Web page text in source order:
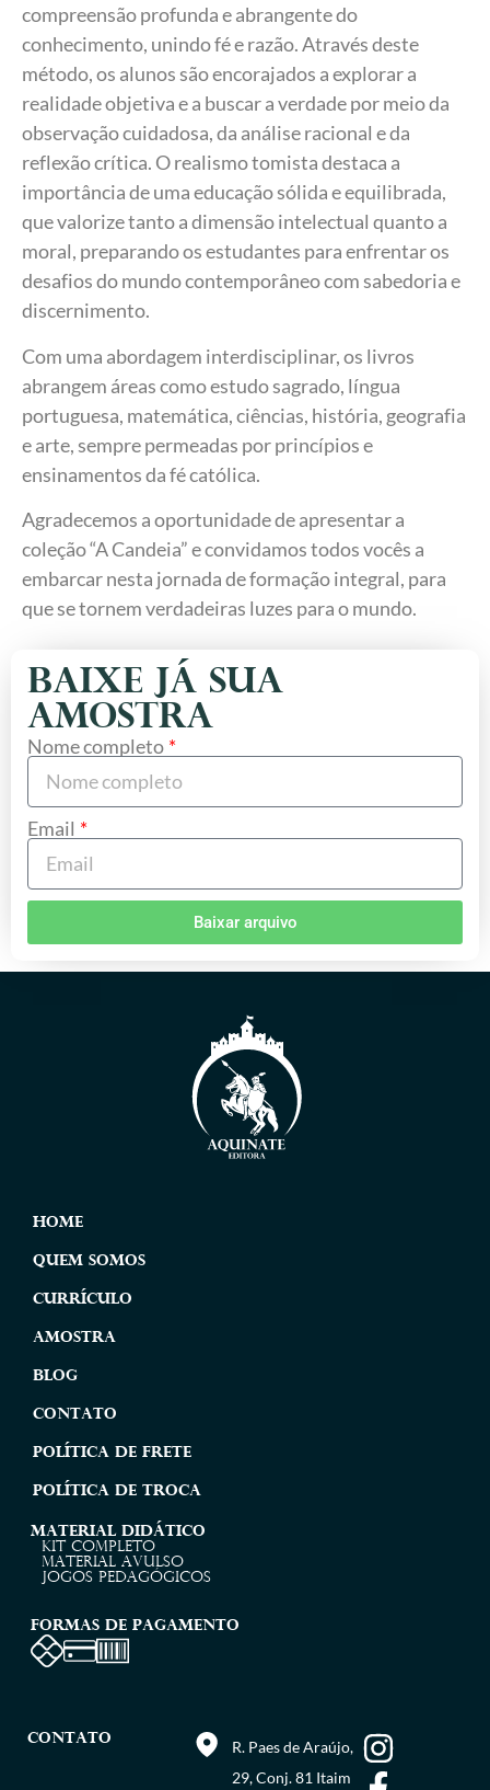
compreensão profunda e abrangente do
conhecimento, unindo fé e razão. Através deste
método, os alunos são encorajados a explorar a
realidade objetiva e a buscar a verdade por meio da
observação cuidadosa, da análise racional e da
reflexão crítica. O realismo tomista destaca a
importância de uma educação sólida e equilibrada,
que valorize tanto a dimensão intelectual quanto a
moral, preparando os estudantes para enfrentar os
desafios do mundo contemporâneo com sabedoria e
discernimento.
Com uma abordagem interdisciplinar, os livros
abrangem áreas como estudo sagrado, língua
portuguesa, matemática, ciências, história, geografia
e arte, sempre permeadas por princípios e
ensinamentos da fé católica.
Agradecemos a oportunidade de apresentar a
coleção “A Candeia” e convidamos todos vocês a
embarcar nesta jornada de formação integral, para
que se tornem verdadeiras luzes para o mundo.
baixe já sua
amostra
Nome completo
Email
Baixar arquivo
Home
Quem Somos
Currículo
Amostra
Blog
Contato
Política de Frete
Política de Troca
MATERIAL DIDÁTICO
Kit completo
Material Avulso
JOGOS PEDAGÓGICOS
FORMAS DE PAGAMENTO
CONTATO
R. Paes de Araújo,
29, Conj. 81 Itaim